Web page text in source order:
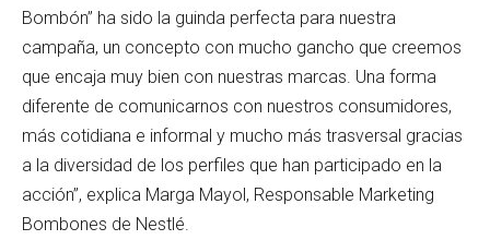
Bombón” ha sido la guinda perfecta para nuestra
campaña, un concepto con mucho gancho que creemos
que encaja muy bien con nuestras marcas. Una forma
diferente de comunicarnos con nuestros consumidores,
más cotidiana e informal y mucho más trasversal gracias
a la diversidad de los perfiles que han participado en la
acción”, explica Marga Mayol, Responsable Marketing
Bombones de Nestlé.